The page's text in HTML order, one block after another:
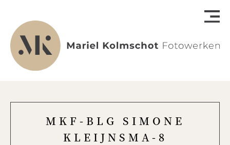
MKF-BLG SIMONE
KLEIJNSMA-8